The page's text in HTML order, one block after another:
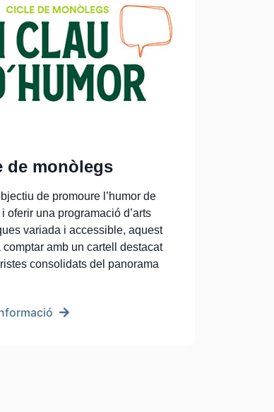
de monòlegs
de promoure l’humor de
oferir una programació d’arts
variada i accessible, aquest
comptar amb un cartell destacat
consolidats del panorama